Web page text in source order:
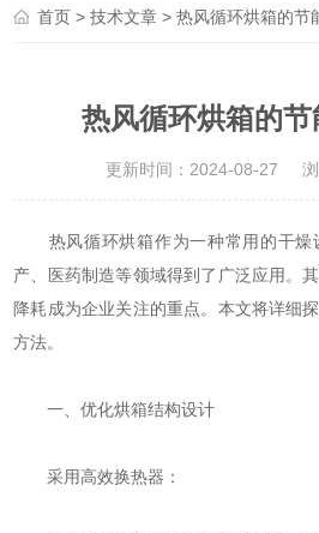
首页 >技术文章 > 热风循环烘箱的节
热风循环烘箱的
更新时间：2024-08-27
热风循环烘箱作为一种常用的干燥
产、医药制造等领域得到了广泛应用。
降耗成为企业关注的重点。本文将详细
方法。
一、优化烘箱结构设计
采用高效换热器：